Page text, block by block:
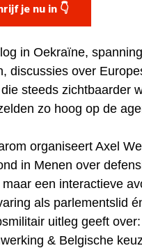
je nu in 👇
in Oekraïne,
discussies over
die steeds zichtbaarder
zo hoog op de
organiseert Axel
in Menen over
maar een interactieve
als parlementslid
uitleg geeft
& Belgische